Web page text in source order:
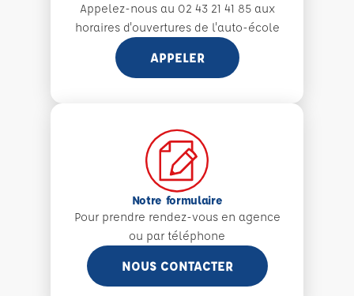
Appelez-nous au 02 43 21 41 85 aux
horaires d'ouvertures de l'auto-école
APPELER
Notre formulaire
Pour prendre rendez-vous en agence
ou par téléphone
NOUS CONTACTER